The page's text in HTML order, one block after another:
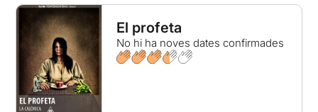
El profeta
No hi ha noves dates confirmades